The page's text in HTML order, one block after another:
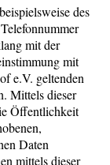
des
mit der
mit
e.V. geltenden
Mittels dieser
Öffentlichkeit
Daten
mittels dieser